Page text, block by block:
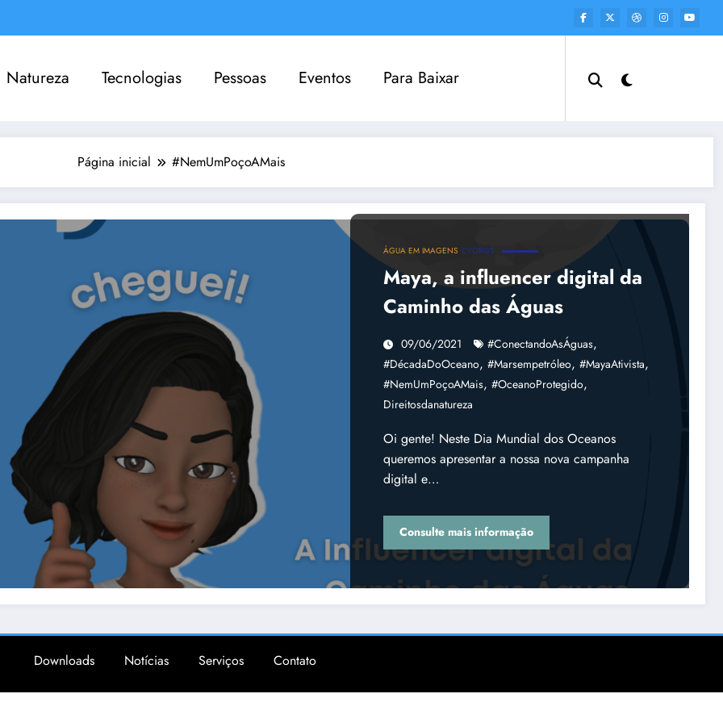
Natureza Tecnologias Pessoas Eventos Para Baixar
Página inicial #NemUmPoçoAMais
ÁGUA EM IMAGENS CYORGS
Maya, a influencer digital da
Caminho das Águas
09/06/2021 #ConectandoAsÁguas,
#DécadaDoOceano, #marsempetróleo, #MayaAtivista,
#NemUmPoçoAMais, #OceanoProtegido,
Direitosdanatureza
Oi gente! Neste Dia Mundial dos Oceanos
queremos apresentar a nossa nova campanha
digital e…
Consulte mais informação
Downloads Notícias Serviços Contato